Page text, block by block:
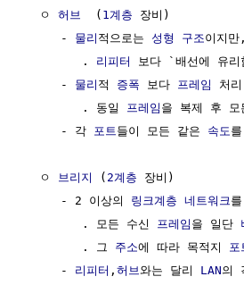
  ㅇ
허브
  (
1계층 장비)
     -
물리 적으로는 성형 구조이지
        .
리피터
보다 `배선에 유리
     -
물리 적 증폭 보다 프레임 처
        . 동일
프레임 을 복제 후 모
     - 각
포트 들이 모든 같은 속도
  ㅇ
브리지 ( 2계층 장비)
     - 2 이상의
링크계층 네트워크
        . 모든 수신
프레임 을 일단
        . 그
주소에 따라 목적지 포
     -
리피터 , 허브와는 달리 LAN의